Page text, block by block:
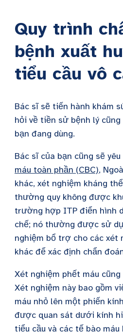
Quy trình
bệnh xuất
tiểu cầu vô
Bác sĩ sẽ tiến hành khám
hỏi về tiền sử bệnh lý
bạn đang dùng.
Bác sĩ của bạn cũng sẽ
máu toàn phần (CBC),
khác, xét nghiệm kháng
thường quy không được
trường hợp ITP điển hình
chế; nó thường được sử
nghiệm bổ trợ cho các xét
khác để xác định chẩn
Xét nghiệm phết máu
Xét nghiệm này bao gồm
máu nhỏ lên một phiến
được quan sát dưới kính
tiểu cầu và các tế bào máu